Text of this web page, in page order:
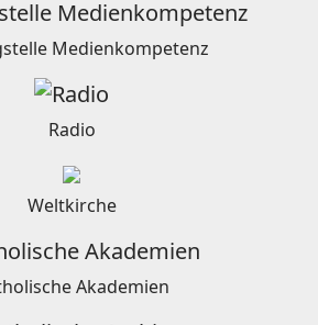
Medienkompetenz
Radio
Weltkirche
Akademien